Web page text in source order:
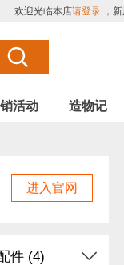
欢迎光临本店请登录 ，
活动 造物记
进入官网
件 (4)